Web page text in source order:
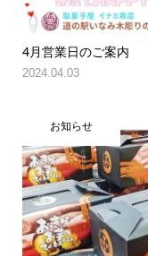
4月営業日のご案内
2024.04.03
お知らせ